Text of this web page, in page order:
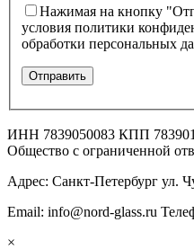
Нажимая на кнопку
условия политики
обработки персональных
ИНН 7839050083 КПП
Общество с ограниченной
Адрес: Санкт-Петербург ул.
Email: info@nord-glass.ru
×